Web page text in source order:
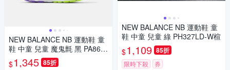
NEW BALANCE NB 運動鞋 童
鞋 中童 兒童 魔鬼氈 黑 PA860
Q13-W楦
$1,345 85折
NEW BALANCE NB 運動鞋 童
鞋 中童 兒童 綠 PH327LD-W楦
$1,109 85折
限時下殺 券